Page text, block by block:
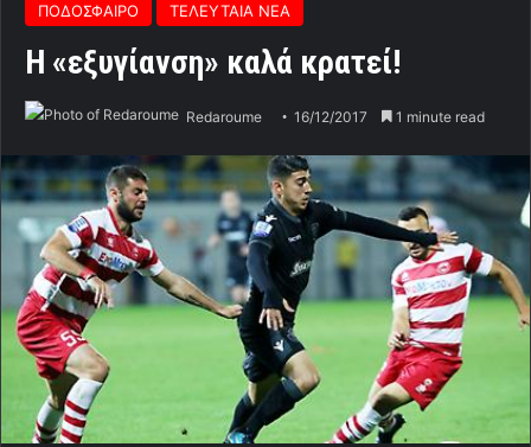
ΠΟΔΟΣΦΑΙΡΟ ΤΕΛΕΥΤΑΙΑ ΝΕΑ
Η «εξυγίανση» καλά κρατεί!
Redaroume 16/12/2017 1 minute read